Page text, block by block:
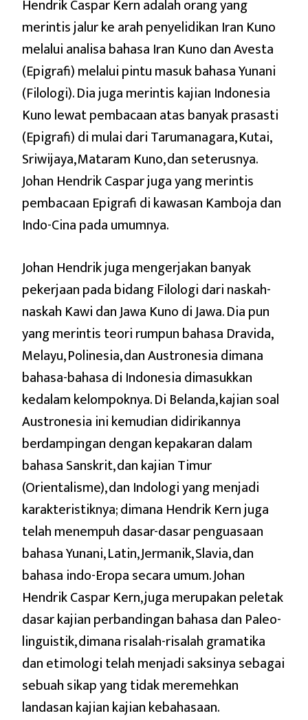
Hendrik Caspar Kern adalah orang yang
merintis jalur ke arah penyelidikan Iran Kuno
melalui analisa bahasa Iran Kuno dan Avesta
(Epigrafi) melalui pintu masuk bahasa Yunani
(Filologi). Dia juga merintis kajian Indonesia
Kuno lewat pembacaan atas banyak prasasti
(Epigrafi) di mulai dari Tarumanagara, Kutai,
Sriwijaya, Mataram Kuno, dan seterusnya.
Johan Hendrik Caspar juga yang merintis
pembacaan Epigrafi di kawasan Kamboja dan
Indo-Cina pada umumnya.
Johan Hendrik juga mengerjakan banyak
pekerjaan pada bidang Filologi dari naskah-
naskah Kawi dan Jawa Kuno di Jawa. Dia pun
yang merintis teori rumpun bahasa Dravida,
Melayu, Polinesia, dan Austronesia dimana
bahasa-bahasa di Indonesia dimasukkan
kedalam kelompoknya. Di Belanda, kajian soal
Austronesia ini kemudian didirikannya
berdampingan dengan kepakaran dalam
bahasa Sanskrit, dan kajian Timur
(Orientalisme), dan Indologi yang menjadi
karakteristiknya; dimana Hendrik Kern juga
telah menempuh dasar-dasar penguasaan
bahasa Yunani, Latin, Jermanik, Slavia, dan
bahasa indo-Eropa secara umum. Johan
Hendrik Caspar Kern, juga merupakan peletak
dasar kajian perbandingan bahasa dan Paleo-
linguistik, dimana risalah-risalah gramatika
dan etimologi telah menjadi saksinya sebagai
sebuah sikap yang tidak meremehkan
landasan kajian kajian kebahasaan.